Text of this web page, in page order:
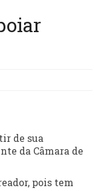
de sua
da Câmara de
pois tem